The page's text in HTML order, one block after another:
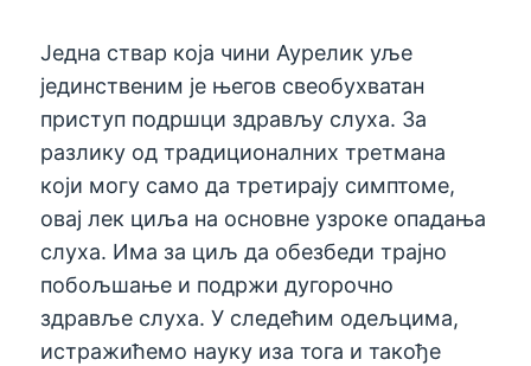
Једна ствар која чини Аурелик уље
јединственим је његов свеобухватан
приступ подршци здрављу слуха. За
разлику од традиционалних третмана
који могу само да третирају симптоме,
овај лек циља на основне узроке опадања
слуха. Има за циљ да обезбеди трајно
побољшање и подржи дугорочно
здравље слуха. У следећим одељцима,
истражићемо науку иза тога и такође